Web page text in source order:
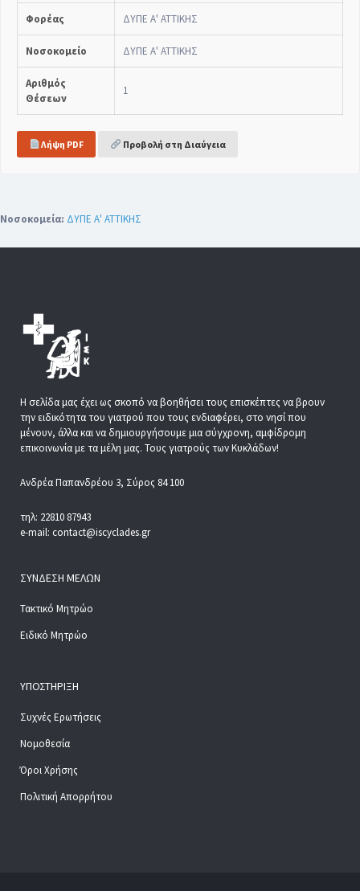
Φορέας ΔΥΠΕ Α' ΑΤΤΙΚΗΣ
Νοσοκομείο ΔΥΠΕ Α' ΑΤΤΙΚΗΣ
Αριθμός
Θέσεων
1
Λήψη PDF Προβολή στη Διαύγεια
Νοσοκομεία: ΔΥΠΕ Α' ΑΤΤΙΚΗΣ
Η σελίδα μας έχει ως σκοπό να βοηθήσει τους επισκέπτες να βρουν
την ειδικότητα του γιατρού που τους ενδιαφέρει, στο νησί που
μένουν, άλλα και να δημιουργήσουμε μια σύγχρονη, αμφίδρομη
επικοινωνία με τα μέλη μας. Τους γιατρούς των Κυκλάδων!
Ανδρέα Παπανδρέου 3, Σύρος 84 100
τηλ: 22810 87943
e-mail: contact@iscyclades.gr
ΣΎΝΔΕΣΗ ΜΕΛΏΝ
Τακτικό Μητρώο
Ειδικό Μητρώο
ΥΠΟΣΤΉΡΙΞΗ
Συχνές Ερωτήσεις
Νομοθεσία
Όροι Χρήσης
Πολιτική Απορρήτου